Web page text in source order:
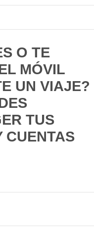
O TE
MÓVIL
UN VIAJE?
TUS
CUENTAS